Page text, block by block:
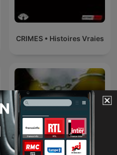
CRIMES • Histoires Vraies